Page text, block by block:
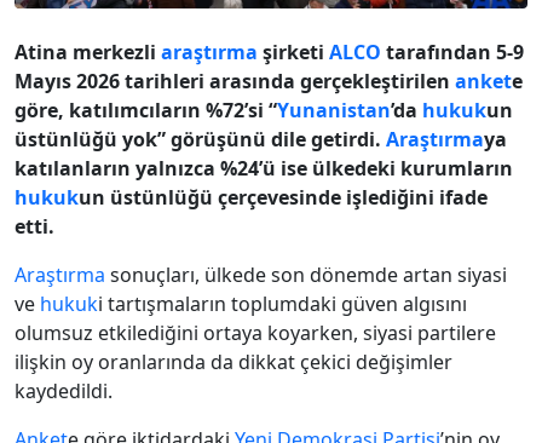
Atina merkezli araştırma şirketi ALCO tarafından 5-9
Mayıs 2026 tarihleri arasında gerçekleştirilen ankete
göre, katılımcıların %72’si “Yunanistan’da hukukun
üstünlüğü yok” görüşünü dile getirdi. Araştırmaya
katılanların yalnızca %24’ü ise ülkedeki kurumların
hukukun üstünlüğü çerçevesinde işlediğini ifade
etti.
Araştırma sonuçları, ülkede son dönemde artan siyasi
ve hukuki tartışmaların toplumdaki güven algısını
olumsuz etkilediğini ortaya koyarken, siyasi partilere
ilişkin oy oranlarında da dikkat çekici değişimler
kaydedildi.